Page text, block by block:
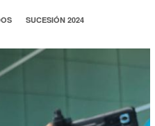
SUCESIÓN 2024